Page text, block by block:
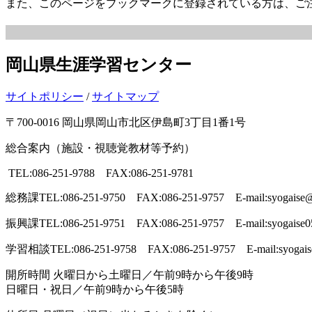
また、このページをブックマークに登録されている方は、ご
岡山県生涯学習センター
サイトポリシー /サイトマップ
〒700-0016 岡山県岡山市北区伊島町3丁目1番1号
総合案内（施設・視聴覚教材等予約）
TEL:086-251-9788 FAX:086-251-9781
総務課TEL:086-251-9750 FAX:086-251-9757 E-
振興課TEL:086-251-9751 FAX:086-251-9757 E-
学習相談TEL:086-251-9758 FAX:086-251-9757 E-
開所時間 火曜日から土曜日／午前9時から午後9時
日曜日・祝日／午前9時から午後5時